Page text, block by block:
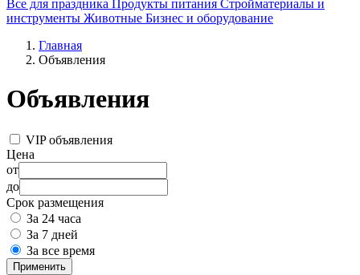
Все для праздника Продукты питания Стройматериалы и
инструменты Животные Бизнес и оборудование
Главная
Объявления
Объявления
VIP объявления
Цена
от
до
Срок размещения
За 24 часа
За 7 дней
За все время
Применить